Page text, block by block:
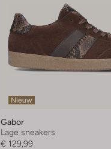
Nieuw
Gabor
Lage sneakers
€ 129,99